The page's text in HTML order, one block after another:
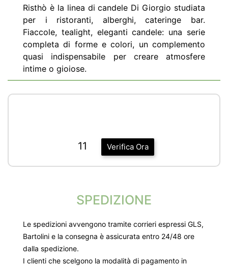
Risthò è la linea di candele Di Giorgio studiata
per i ristoranti, alberghi, cateringe bar.
Fiaccole, tealight, eleganti candele: una serie
completa di forme e colori, un complemento
quasi indispensabile per creare atmosfere
intime o gioiose.
Verifica Ora
11
SPEDIZIONE
Le spedizioni avvengono tramite corrieri espressi GLS,
Bartolini e la consegna è assicurata entro 24/48 ore
dalla spedizione.
I clienti che scelgono la modalità di pagamento in